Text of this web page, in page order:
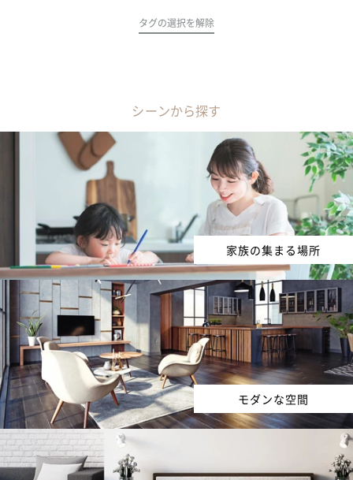
タグの選択を解除
シーンから探す
家族の集まる場所
モダンな空間